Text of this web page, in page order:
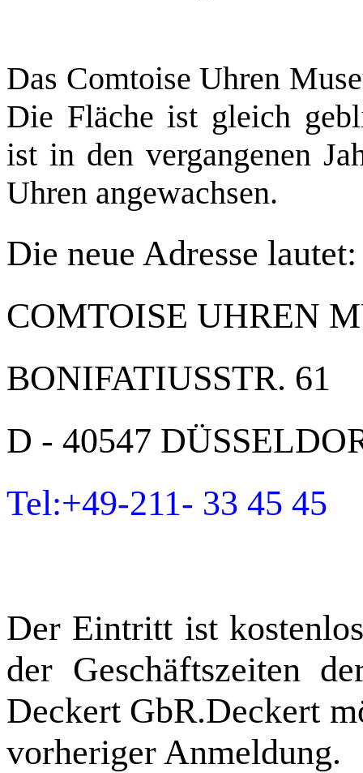
Das Comtoise Uhren
Die Fläche ist gleich
ist in den vergangenen
Uhren angewachsen.
Die neue Adresse lautet:
COMTOISE UHREN
BONIFATIUSSTR. 61
D - 40547
Tel:+49-211- 33 45 45
Der Eintritt ist
der Geschäftszeiten
Deckert GbR.Deckert
vorheriger Anmeldung.